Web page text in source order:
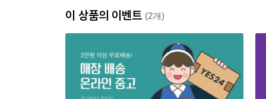
이 상품의 이벤트 (2개)